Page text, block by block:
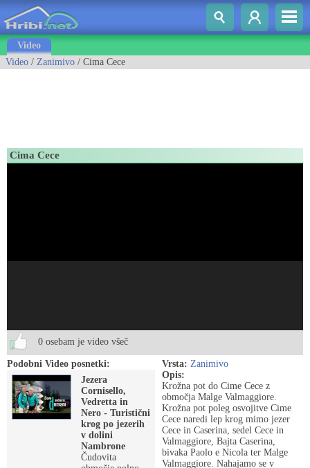
Video
Video / Zanimivo / Cima Cece
Cima Cece
0 osebam je video všeč
Podobni Video posnetki:
Jezera
Cornisello,
Vedretta in
Nero - Turistični
krog po jezerih
v dolini
Nambrone
Čudovita
Vrsta: Zanimivo
Opis:
Krožna pot do Cime Cece z
območja Malge Valmaggiore.
Krožna pot poleg osvojitve Cime
Cece naredi lep krog mimo jezer
Cece in Caserina, sedel Cece in
Valmaggiore, Bajta Caserina,
bivaka Paolo e Nicola ter Malge
Valmaggiore. Nahajamo se v